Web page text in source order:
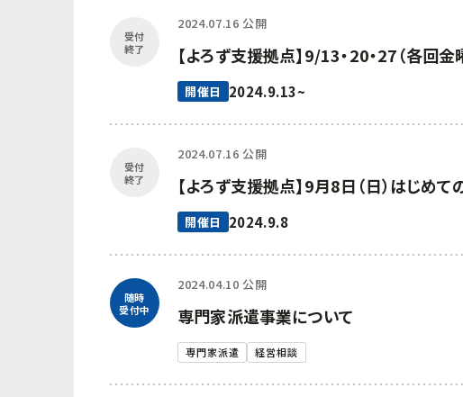
受付
終了
2024.07.16 公開
【よろず支援拠点】9/13・20・27（各回
開催日 2024.9.13~
受付
終了
2024.07.16 公開
【よろず支援拠点】9月8日（日）はじめ
開催日 2024.9.8
随時
受付中
2024.04.10 公開
専門家派遣事業について
専門家派遣 経営相談